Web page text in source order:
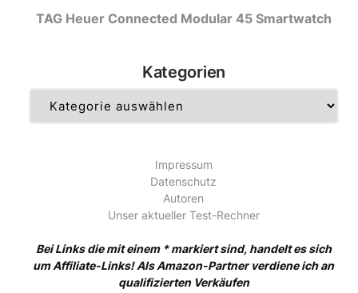
TAG Heuer Connected Modular 45 Smartwatch
Kategorien
Impressum
Datenschutz
Autoren
Unser aktueller Test-Rechner
Bei Links die mit einem * markiert sind, handelt es sich
um Affiliate-Links! Als Amazon-Partner verdiene ich an
qualifizierten Verkäufen